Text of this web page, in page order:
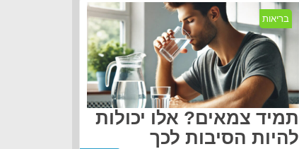
בריאות
תמיד צמאים? אלו יכולות
להיות הסיבות לכך